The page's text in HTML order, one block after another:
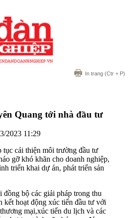
In trang (Ctr + P)
Quang tới nhà đầu tư
2023 11:29
tục cải thiện môi trường đầu tư
gỡ khó khăn cho doanh nghiệp,
triển khai dự án, phát triển sản
đồng bộ các giải pháp trong thu
kết hoạt động xúc tiến đầu tư với
mại,xúc tiến du lịch và các